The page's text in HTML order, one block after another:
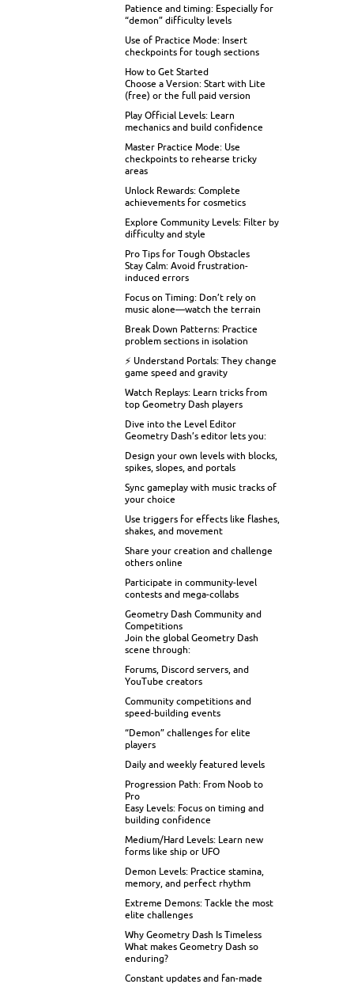
Patience and timing: Especially for
“demon” difficulty levels
Use of Practice Mode: Insert
checkpoints for tough sections
How to Get Started
Choose a Version: Start with Lite
(free) or the full paid version
Play Official Levels: Learn
mechanics and build confidence
Master Practice Mode: Use
checkpoints to rehearse tricky
areas
Unlock Rewards: Complete
achievements for cosmetics
Explore Community Levels: Filter by
difficulty and style
Pro Tips for Tough Obstacles
Stay Calm: Avoid frustration-
induced errors
Focus on Timing: Don’t rely on
music alone—watch the terrain
Break Down Patterns: Practice
problem sections in isolation
⚡ Understand Portals: They change
game speed and gravity
Watch Replays: Learn tricks from
top Geometry Dash players
Dive into the Level Editor
Geometry Dash’s editor lets you:
Design your own levels with blocks,
spikes, slopes, and portals
Sync gameplay with music tracks of
your choice
Use triggers for effects like flashes,
shakes, and movement
Share your creation and challenge
others online
Participate in community-level
contests and mega-collabs
Geometry Dash Community and
Competitions
Join the global Geometry Dash
scene through:
Forums, Discord servers, and
YouTube creators
Community competitions and
speed-building events
“Demon” challenges for elite
players
Daily and weekly featured levels
Progression Path: From Noob to
Pro
Easy Levels: Focus on timing and
building confidence
Medium/Hard Levels: Learn new
forms like ship or UFO
Demon Levels: Practice stamina,
memory, and perfect rhythm
Extreme Demons: Tackle the most
elite challenges
Why Geometry Dash Is Timeless
What makes Geometry Dash so
enduring?
Constant updates and fan-made